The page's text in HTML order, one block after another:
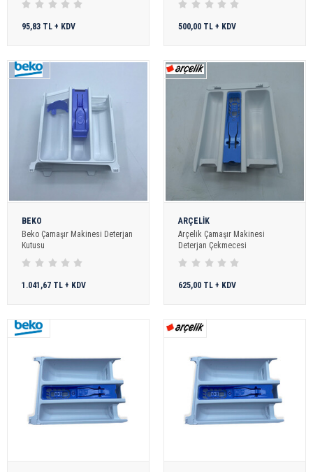
95,83 TL + KDV 500,00 TL + KDV
BEKO
Beko Çamaşır Makinesi Deterjan
Kutusu
1.041,67 TL + KDV
ARÇELİK
Arçelik Çamaşır Makinesi
Deterjan Çekmecesi
625,00 TL + KDV